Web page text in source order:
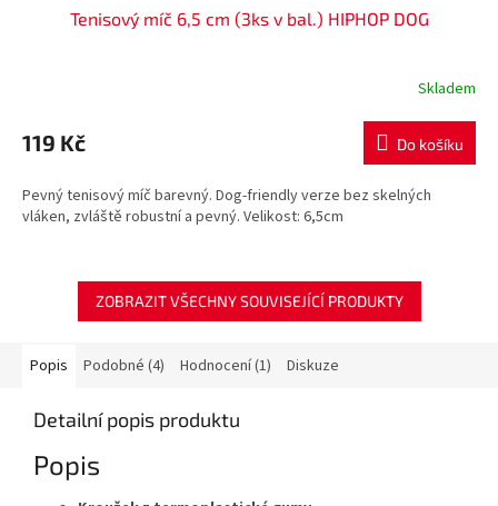
Tenisový míč 6,5 cm (3ks v bal.) HIPHOP DOG
Skladem
119 Kč Do košíku
Pevný tenisový míč barevný. Dog-friendly verze bez skelných
vláken, zvláště robustní a pevný. Velikost: 6,5cm
ZOBRAZIT VŠECHNY SOUVISEJÍCÍ PRODUKTY
Popis Podobné (4) Hodnocení (1) Diskuze
Detailní popis produktu
Popis